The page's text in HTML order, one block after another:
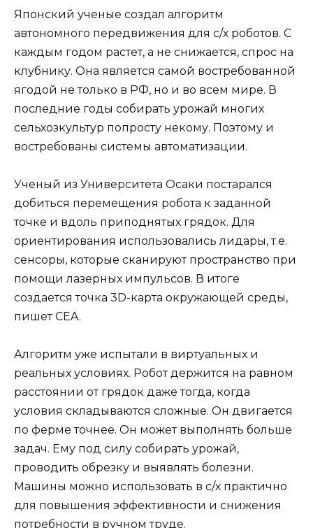
Японский ученые создал алгоритм
автономного передвижения для с/х роботов. С
каждым годом растет, а не снижается, спрос на
клубнику. Она является самой востребованной
ягодой не только в РФ, но и во всем мире. В
последние годы собирать урожай многих
сельхозкультур попросту некому. Поэтому и
востребованы системы автоматизации.
Ученый из Университета Осаки постарался
добиться перемещения робота к заданной
точке и вдоль приподнятых грядок. Для
ориентирования использовались лидары, т.е.
сенсоры, которые сканируют пространство при
помощи лазерных импульсов. В итоге
создается точка 3D-карта окружающей среды,
пишет CEA.
Алгоритм уже испытали в виртуальных и
реальных условиях. Робот держится на равном
расстоянии от грядок даже тогда, когда
условия складываются сложные. Он двигается
по ферме точнее. Он может выполнять больше
задач. Ему под силу собирать урожай,
проводить обрезку и выявлять болезни.
Машины можно использовать в с/х практично
для повышения эффективности и снижения
потребности в ручном труде.